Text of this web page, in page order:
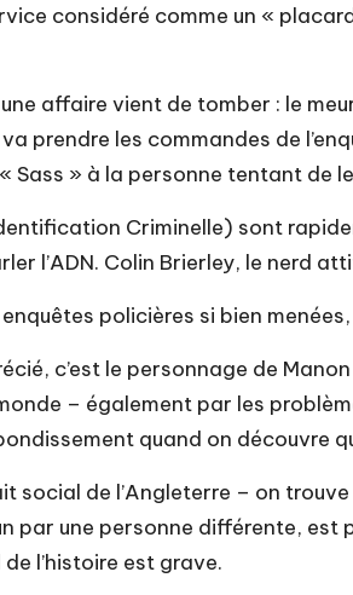
considéré comme un «
affaire vient de tomber : le
prendre les commandes de
Sass » à la personne tentant de
Criminelle) sont
l’ADN. Colin Brierley, le nerd
enquêtes policières si bien
c’est le personnage de
– également par les
quand on découvre
social de l’Angleterre – on
par une personne différente, est
l’histoire est grave.